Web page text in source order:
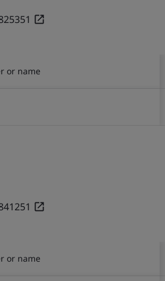
or name
or name